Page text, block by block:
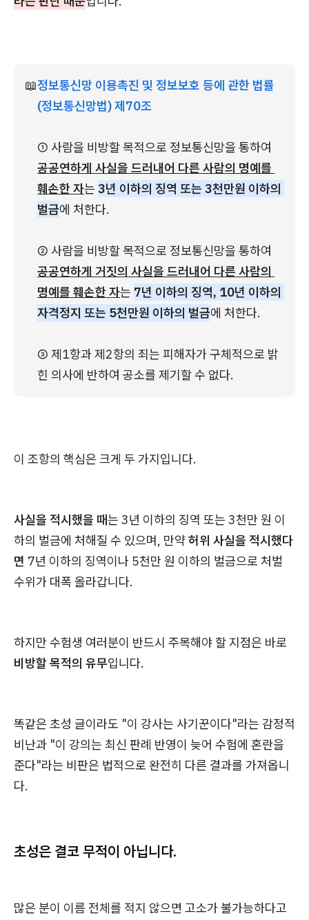
📖정보통신망 이용촉진 및 정보보호 등에 관한 법률
(정보통신망법) 제70조
공공연하게 사실을 드러내어 다른 사람의 명예를
훼손한 자는 3년 이하의 징역 또는 3천만원 이하의
벌금에 처한다.
공공연하게 거짓의 사실을 드러내어 다른 사람의
명예를 훼손한 자는 7년 이하의 징역, 10년 이하의
자격정지 또는 5천만원 이하의 벌금에 처한다.
③ 제1항과 제2항의 죄는 피해자가 구체적으로 밝
힌 의사에 반하여 공소를 제기할 수 없다.
이 조항의 핵심은 크게 두 가지입니다.
사실을 적시했을 때는 3년 이하의 징역 또는 3천만 원 이
하의 벌금에 처해질 수 있으며, 만약허위 사실을 적시했다
면 7년 이하의 징역이나 5천만 원 이하의 벌금으로 처벌
수위가 대폭 올라갑니다.
하지만 수험생 여러분이 반드시 주목해야 할 지점은 바로
비방할 목적의 유무입니다.
똑같은 초성 글이라도 "이 강사는 사기꾼이다"라는 감정적
비난과 "이 강의는 최신 판례 반영이 늦어 수험에 혼란을
준다"라는 비판은 법적으로 완전히 다른 결과를 가져옵니
다.
초성은 결코 무적이 아닙니다.
많은 분이 이름 전체를 적지 않으면 고소가 불가능하다고